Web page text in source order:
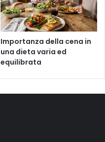
Importanza della cena in
una dieta varia ed
equilibrata